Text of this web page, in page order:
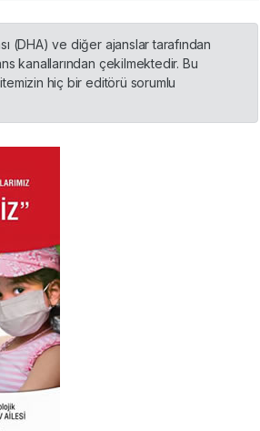
(DHA) ve diğer ajanslar tarafından
kanallarından çekilmektedir. Bu
hiç bir editörü sorumlu